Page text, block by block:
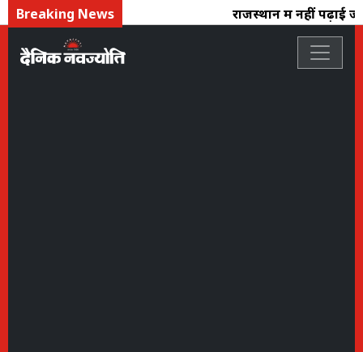
Breaking News राजस्थान में नहीं पढ़ाई जा